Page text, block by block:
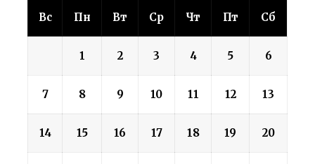
Вс Пн Вт Ср Чт Пт Сб
1 2 3 4 5 6
7 8 9 10 11 12 13
14 15 16 17 18 19 20